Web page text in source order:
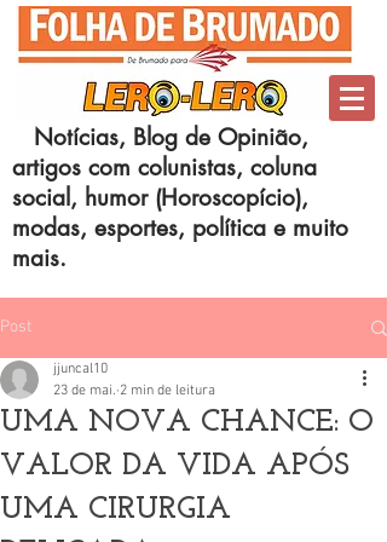
Notícias, Blog de Opinião,
artigos com colunistas, coluna
social, humor (Horoscopício),
modas, esportes, política e muito
mais.
Post
UMA NOVA CHANCE: O
VALOR DA VIDA APÓS
UMA CIRURGIA
jjuncal10
23 de mai. 2 min de leitura